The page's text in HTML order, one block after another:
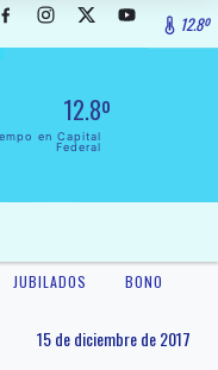
12.8º
12.8º
en Capital
Federal
JUBILADOS BONO
15 de diciembre de 2017